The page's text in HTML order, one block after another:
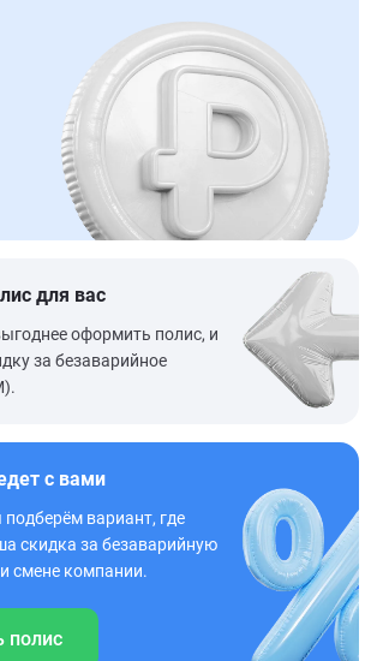
для вас
оформить полис, и
за безаварийное
с вами
вариант, где
скидка за безаварийную
смене компании.
полис